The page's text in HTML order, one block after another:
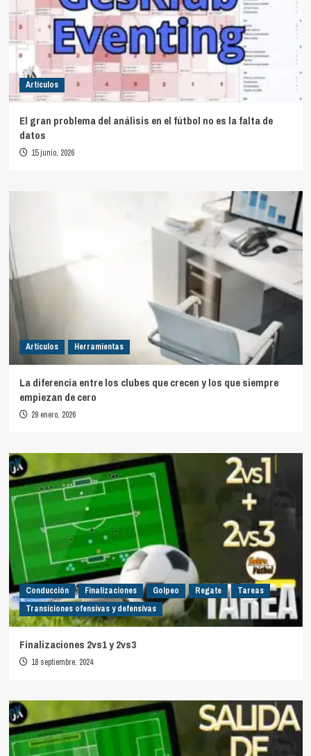
Artículos
El gran problema del análisis en el fútbol no es la falta de
datos
15 junio, 2026
Artículos Herramientas
La diferencia entre los clubes que crecen y los que siempre
empiezan de cero
29 enero, 2026
Conducción Finalizaciones Golpeo Regate
Tareas
Transiciones ofensivas y defensivas
Finalizaciones 2vs1 y 2vs3
18 septiembre, 2024